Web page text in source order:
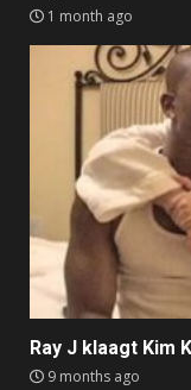
1 month ago
Ray J klaagt Kim
9 months ago